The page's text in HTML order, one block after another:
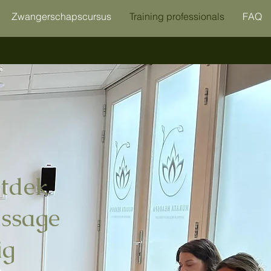
Zwangerschapscursus Training professionals FAQ